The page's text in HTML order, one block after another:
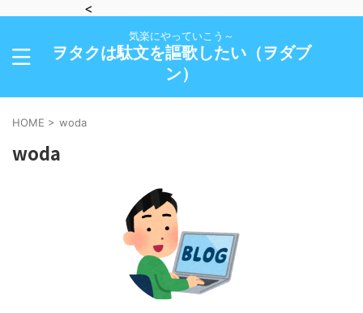
<
気楽にやっていこう～
ヲタクは駄文を謳歌したい（ヲダブ
ン）
HOME > woda
woda